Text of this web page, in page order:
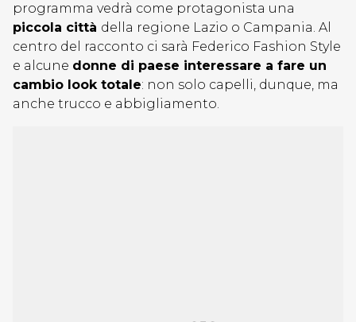
programma vedrà come protagonista una
piccola città della regione Lazio o Campania. Al
centro del racconto ci sarà Federico Fashion Style
e alcune donne di paese interessare a fare un
cambio look totale: non solo capelli, dunque, ma
anche trucco e abbigliamento.